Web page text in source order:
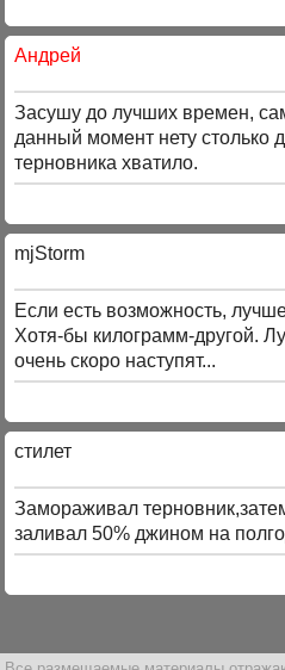
Андрей
Засушу до лучших времен,
данный момент нету столько
терновника хватило.
mjStоrm
Если есть возможность,
Хотя-бы килограмм-другой.
очень скоро наступят...
стилет
Замораживал
заливал 50% джином на